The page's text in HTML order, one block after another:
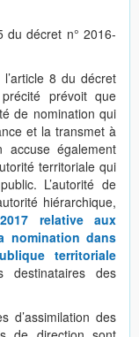
du décret n° 2016-
8 du décret
prévoit que
de nomination qui
et la transmet à
accuse également
territoriale qui
L’autorité de
hiérarchique,
relative aux
nomination dans
territoriale
des
d’assimilation des